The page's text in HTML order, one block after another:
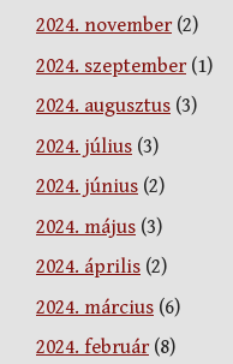
2024. november(2)
2024. szeptember(1)
2024. augusztus (3)
2024. július (3)
2024. június (2)
2024. május (3)
2024. április (2)
2024. március (6)
2024. február(8)